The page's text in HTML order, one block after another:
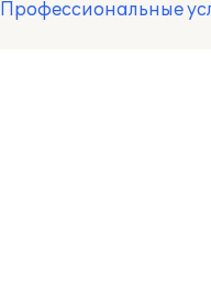
Профессиональные